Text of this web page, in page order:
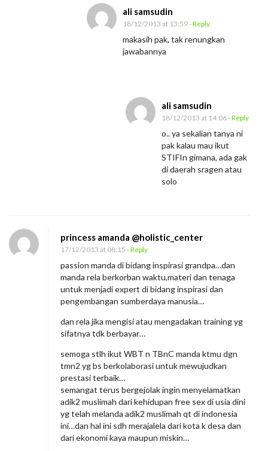
ali samsudin
18/12/2013 at 13:59- Reply
makasih pak, tak renungkan
jawabannya
ali samsudin
18/12/2013 at 14:06- Reply
o.. ya sekalian tanya ni
pak kalau mau ikut
STIFIn gimana, ada gak
di daerah sragen atau
solo
princess amanda @holistic_center
17/12/2013 at 08:15 - Reply
passion manda di bidang inspirasi grandpa…dan
manda rela berkorban waktu,materi dan tenaga
untuk menjadi expert di bidang inspirasi dan
pengembangan sumberdaya manusia…
dan rela jika mengisi atau mengadakan training yg
sifatnya tdk berbayar…
semoga stlh ikut WBT n TBnC manda ktmu dgn
tmn2 yg bs berkolaborasi untuk mewujudkan
prestasi terbaik…
semangat terus bergejolak ingin menyelamatkan
adik2 muslimah dari kehidupan free sex di usia dini
yg telah melanda adik2 muslimah qt di indonesia
ini…dan hal ini sdh merajalela dari kota k desa dan
dari ekonomi kaya maupun miskin…